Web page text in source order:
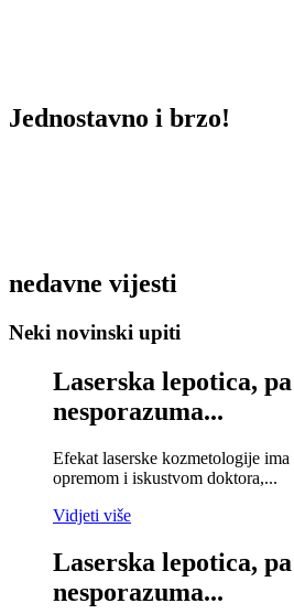
Jednostavno i brzo!
nedavne vijesti
Neki novinski upiti
Laserska lepotica,
nesporazuma...
Efekat laserske kozmetologije ima
opremom i iskustvom doktora,...
Vidjeti više
Laserska lepotica,
nesporazuma...